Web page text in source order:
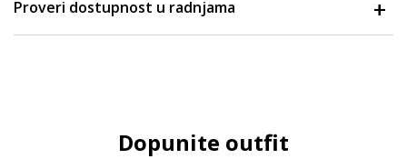
Proveri dostupnost u radnjama
Dopunite outfit